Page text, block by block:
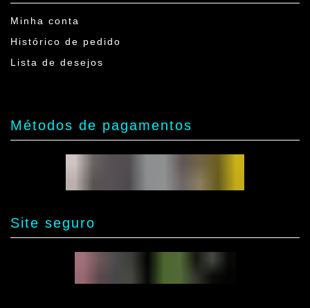
Minha conta
Histórico de pedido
Lista de desejos
Métodos de pagamentos
Site seguro